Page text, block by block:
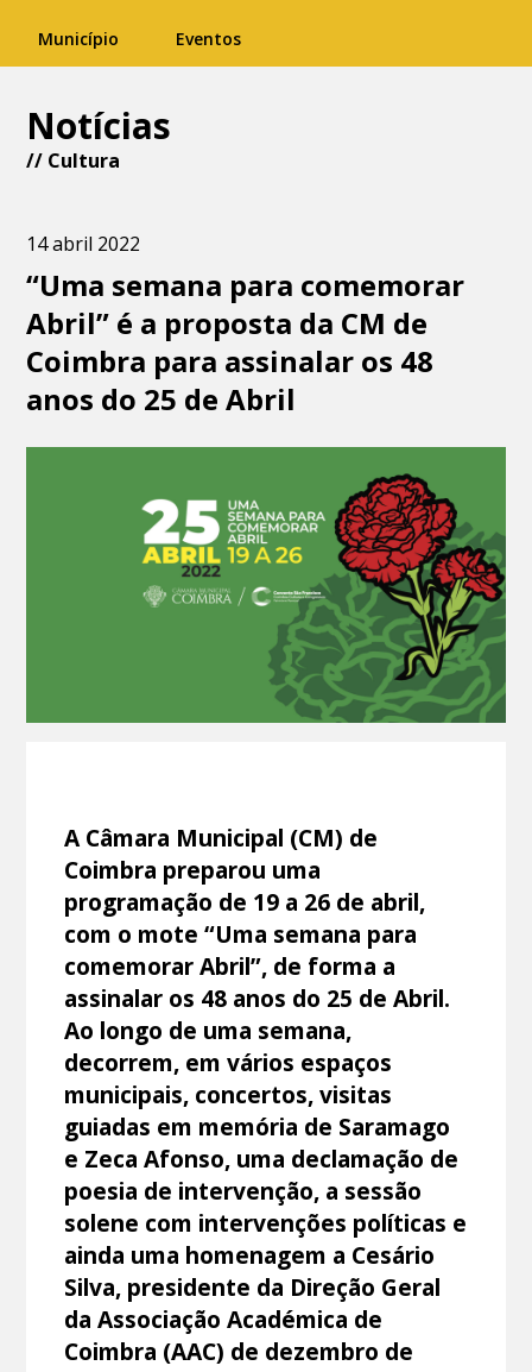
Município Eventos
Notícias
// Cultura
14 abril 2022
“Uma semana para comemorar
Abril” é a proposta da CM de
Coimbra para assinalar os 48
anos do 25 de Abril
A Câmara Municipal (CM) de
Coimbra preparou uma
programação de 19 a 26 de abril,
com o mote “Uma semana para
comemorar Abril”, de forma a
assinalar os 48 anos do 25 de Abril.
Ao longo de uma semana,
decorrem, em vários espaços
municipais, concertos, visitas
guiadas em memória de Saramago
e Zeca Afonso, uma declamação de
poesia de intervenção, a sessão
solene com intervenções políticas e
ainda uma homenagem a Cesário
Silva, presidente da Direção Geral
da Associação Académica de
Coimbra (AAC) de dezembro de